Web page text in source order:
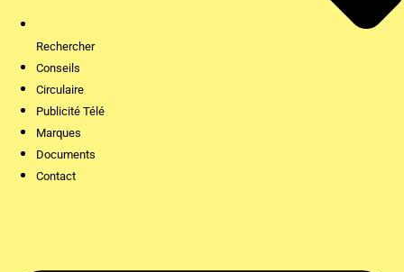
Rechercher
Conseils
Circulaire
Publicité Télé
Marques
Documents
Contact